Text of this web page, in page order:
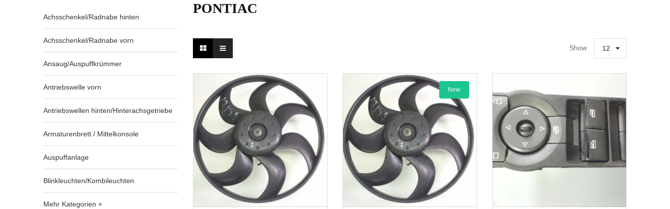
Achsschenkel/Radnabe hinten
Achsschenkel/Radnabe vorn
Ansaug/Auspuffkrümmer
Antriebswelle vorn
Antriebswellen hinten/Hinterachsgetriebe
Armaturenbrett / Mittelkonsole
Auspuffanlage
Blinkleuchten/Kombileuchten
Mehr Kategorien +
PONTIAC
Show 12
1-3 Werktage
New
1-3 Werktage 1-3 Werktage